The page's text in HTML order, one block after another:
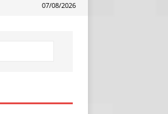
07/08/2026